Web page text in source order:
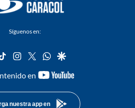
Síguenos en:
tiktok instagram
twitterwhatsapp
google
en
youtube-
nuestra app en